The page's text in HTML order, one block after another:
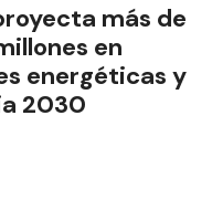
más de
en
energéticas y
2030